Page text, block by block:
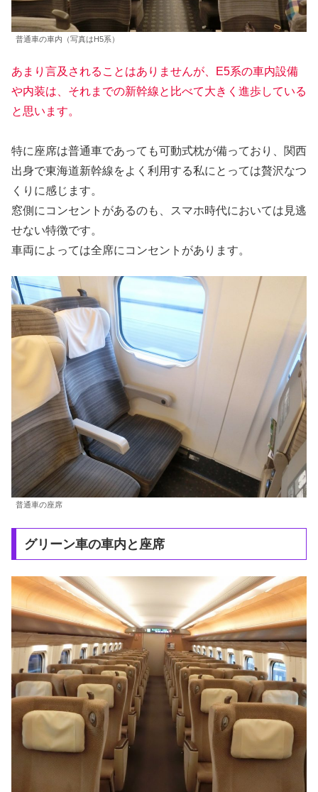
普通車の車内（写真はH5系）
あまり言及されることはありませんが、E5系の車内設備
や内装は、それまでの新幹線と比べて大きく進歩している
と思います。
特に座席は普通車であっても可動式枕が備っており、関西
出身で東海道新幹線をよく利用する私にとっては贅沢なつ
くりに感じます。
窓側にコンセントがあるのも、スマホ時代においては見逃
せない特徴です。
車両によっては全席にコンセントがあります。
普通車の座席
グリーン車の車内と座席